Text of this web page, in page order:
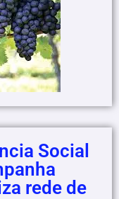
Social
rede de